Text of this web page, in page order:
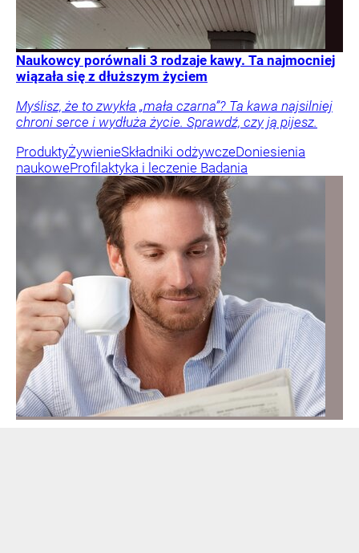
Naukowcy porównali 3 rodzaje kawy. Ta najmocniej
wiązała się z dłuższym życiem
Myślisz, że to zwykła „mała czarna”? Ta kawa najsilniej
chroni serce i wydłuża życie. Sprawdź, czy ją pijesz.
ProduktyŻywienieSkładniki odżywczeDoniesienia
naukoweProfilaktyka i leczenie Badania